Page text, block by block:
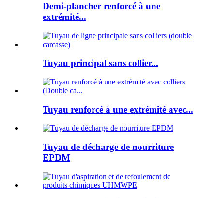
Demi-plancher renforcé à une
extrémité...
Tuyau principal sans collier...
Tuyau renforcé à une extrémité avec...
Tuyau de décharge de nourriture
EPDM